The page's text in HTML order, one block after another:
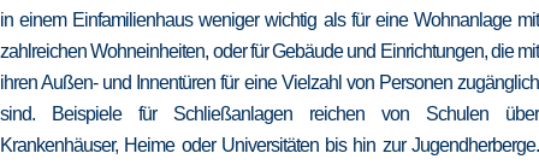
in einem Einfamilienhaus weniger wichtig als für eine Wohnanlage mit
zahlreichen Wohneinheiten, oder für Gebäude und Einrichtungen, die mit
ihren Außen- und Innentüren für eine Vielzahl von Personen zugänglich
sind. Beispiele für Schließanlagen reichen von Schulen über
Krankenhäuser, Heime oder Universitäten bis hin zur Jugendherberge.